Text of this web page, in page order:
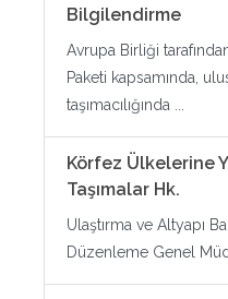
Bilgilendirme
Avrupa Birliği
Paketi kapsamında,
taşımacılığında ...
Körfez Ülkelerine
Taşımalar Hk.
Ulaştırma ve Altyapı
Düzenleme Genel